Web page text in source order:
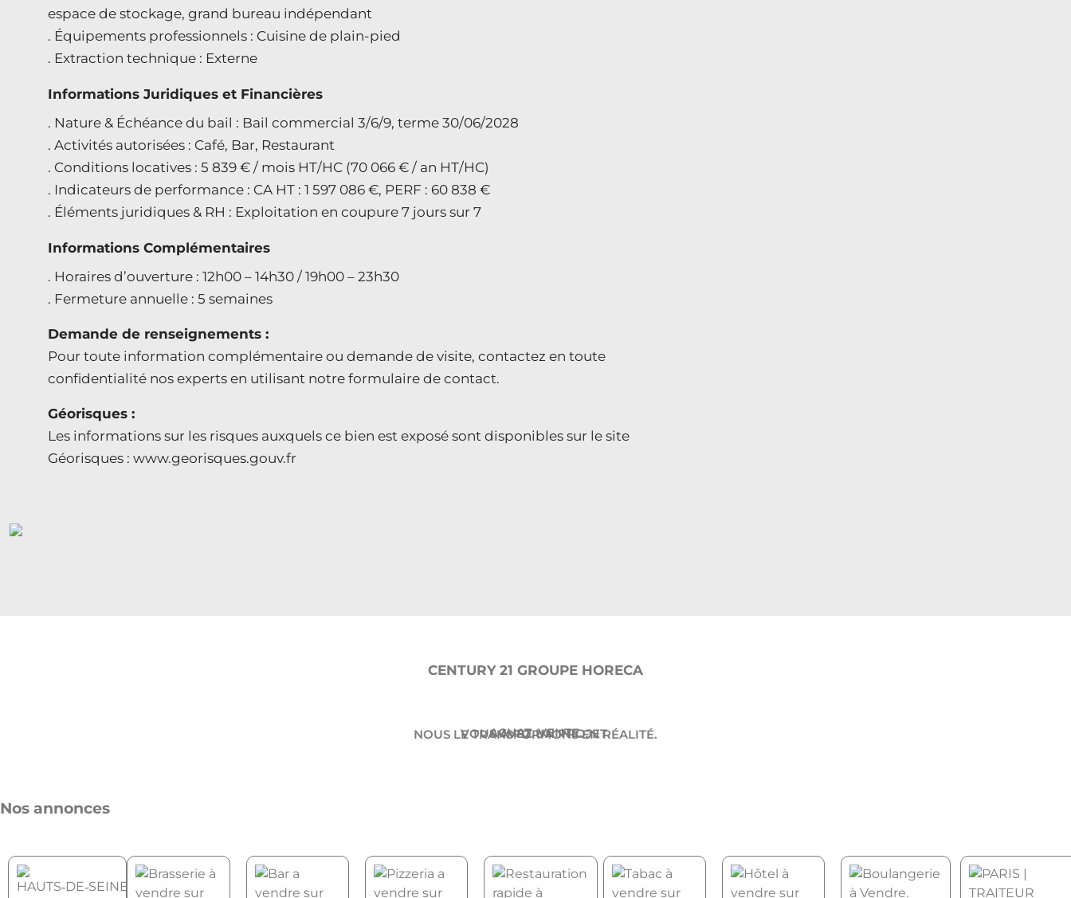
espace de stockage, grand bureau indépendant
. Équipements professionnels : Cuisine de plain-pied
. Extraction technique : Externe
Informations Juridiques et Financières
. Nature & Échéance du bail : Bail commercial 3/6/9, terme 30/06/2028
. Activités autorisées : Café, Bar, Restaurant
. Conditions locatives : 5 839 € / mois HT/HC (70 066 € / an HT/HC)
. Indicateurs de performance : CA HT : 1 597 086 €, PERF : 60 838 €
. Éléments juridiques & RH : Exploitation en coupure 7 jours sur 7
Informations Complémentaires
. Horaires d’ouverture : 12h00 – 14h30 / 19h00 – 23h30
. Fermeture annuelle : 5 semaines
Demande de renseignements :
Pour toute information complémentaire ou demande de visite, contactez en toute
confidentialité nos experts en utilisant notre formulaire de contact.
Géorisques :
Les informations sur les risques auxquels ce bien est exposé sont disponibles sur le site
Géorisques : www.georisques.gouv.fr
CENTURY 21 GROUPE HORECA
ACHAT. VENTE.
VOUS AVEZ UN PROJET.
NOUS LE TRANSFORMONS EN RÉALITÉ.
Nos annonces